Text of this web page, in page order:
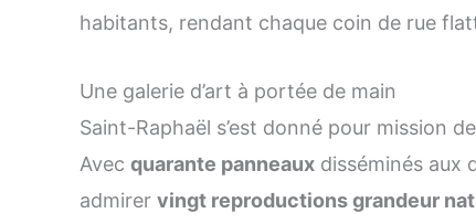
habitants, rendant chaque coin de rue
Une galerie d’art à portée de main
Saint-Raphaël s’est donné pour mission
Avec quarante panneaux disséminés aux
admirer vingt reproductions grandeur